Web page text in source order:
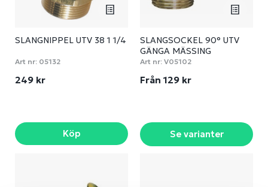
SLANGNIPPEL UTV 38 1 1/4
Art nr: 05132
249 kr
Köp
SLANGSOCKEL 90° UTV
GÄNGA MÄSSING
Art nr: V05102
Från 129 kr
Se varianter